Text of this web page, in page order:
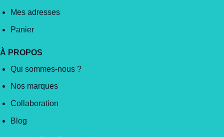
Mes adresses
Panier
À PROPOS
Qui sommes-nous ?
Nos marques
Collaboration
Blog